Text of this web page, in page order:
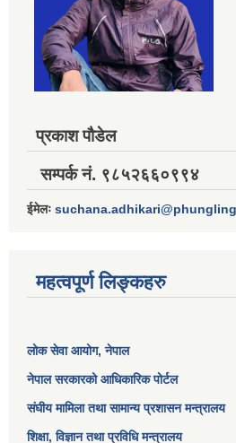
प्रकाश पौडेल
सम्पर्क नं. ९८५२६६०९९४
ईमेलः
महत्वपूर्ण लिङ्कहरु
लोक सेवा आयोग, नेपाल
नेपाल सरकारको आधिकारिक पोर्टल
संघीय मामिला तथा सामान्य प्रशासन मन्त्रालय
शिक्षा, विज्ञान तथा प्रविधि मन्त्रालय